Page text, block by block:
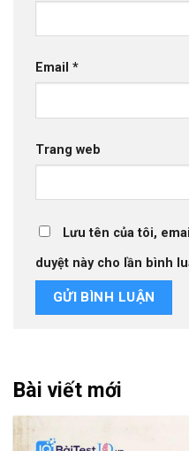
Email *
Trang web
Lưu tên của tôi,
duyệt này cho lần bình
Bài viết mới